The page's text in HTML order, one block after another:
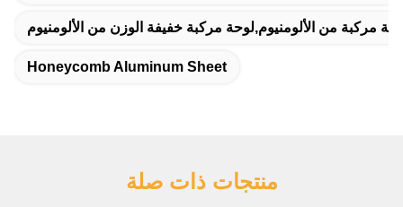
مركبة من الألومنيوم,لوحة مركبة خفيفة الوزن من الألومنيوم
Honeycomb Aluminum Sheet
منتجات ذات صلة